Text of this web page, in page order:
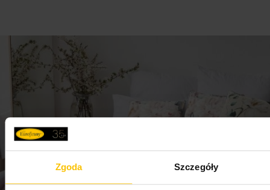
Zgoda Szczegóły